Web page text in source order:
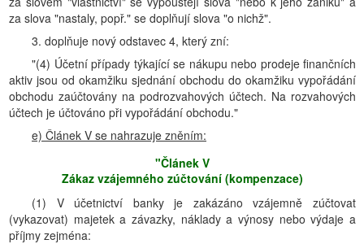
za slova "nastaly, popř." se doplňují slova "o nichž".
3. doplňuje nový odstavec 4, který zní:
"(4) Účetní případy týkající se nákupu nebo prodeje finančních
aktiv jsou od okamžiku sjednání obchodu do okamžiku vypořádání
obchodu zaúčtovány na podrozvahových účtech. Na rozvahových
účtech je účtováno při vypořádání obchodu."
e) Článek V se nahrazuje zněním:
"Článek V
Zákaz vzájemného zúčtování (kompenzace)
(1) V účetnictví banky je zakázáno vzájemně zúčtovat
(vykazovat) majetek a závazky, náklady a výnosy nebo výdaje a
příjmy zejména: